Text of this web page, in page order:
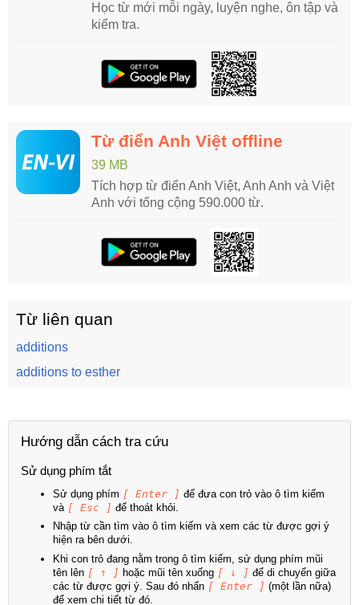
Học từ mới mỗi ngày, luyện nghe, ôn tập và
kiểm tra.
Từ điển Anh Việt offline
39 MB
Tích hợp từ điển Anh Việt, Anh Anh và Việt
Anh với tổng cộng 590.000 từ.
Từ liên quan
additions
additions to esther
Hướng dẫn cách tra cứu
Sử dụng phím tắt
Sử dụng phím [ Enter ] để đưa con trỏ vào ô tìm kiếm
và [ Esc ] để thoát khỏi.
Nhập từ cần tìm vào ô tìm kiếm và xem các từ được gợi ý
hiện ra bên dưới.
Khi con trỏ đang nằm trong ô tìm kiếm, sử dụng phím mũi
tên lên [ ↑ ] hoặc mũi tên xuống [ ↓ ] để di chuyển giữa
các từ được gợi ý. Sau đó nhấn [ Enter ] (một lần nữa)
để xem chi tiết từ đó.